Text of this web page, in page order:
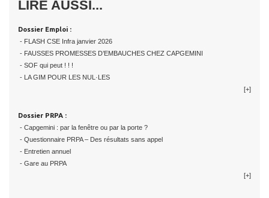
LIRE AUSSI...
Dossier Emploi :
- FLASH CSE Infra janvier 2026
- FAUSSES PROMESSES D’EMBAUCHES CHEZ CAPGEMINI
- SOF qui peut ! ! !
- LA GIM POUR LES NUL·LES
[+]
Dossier PRPA :
- Capgemini : par la fenêtre ou par la porte ?
- Questionnaire PRPA – Des résultats sans appel
- Entretien annuel
- Gare au PRPA
[+]